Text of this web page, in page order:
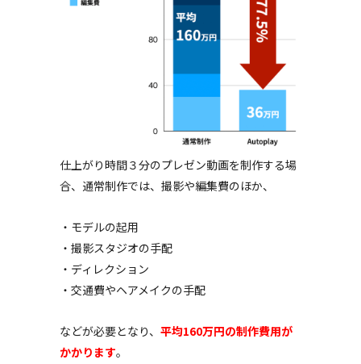
仕上がり時間３分のプレゼン動画を制作する場
合、通常制作では、撮影や編集費のほか、
・モデルの起用
・撮影スタジオの手配
・ディレクション
・交通費やヘアメイクの手配
などが必要となり、 平均160万円の制作費用が
かかります。